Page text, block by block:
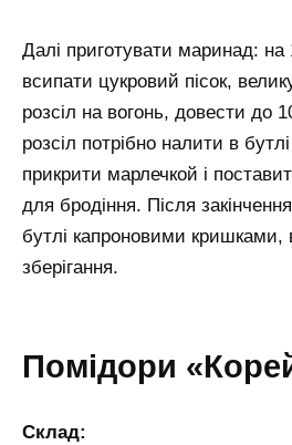
Далі приготувати маринад: на
всипати цукровий пісок,
розсіл на вогонь, довести до
розсіл потрібно налити в
прикрити марлечкой і
для бродіння. Після
бутлі капроновими кришками,
зберігання.
Помідори
Склад: